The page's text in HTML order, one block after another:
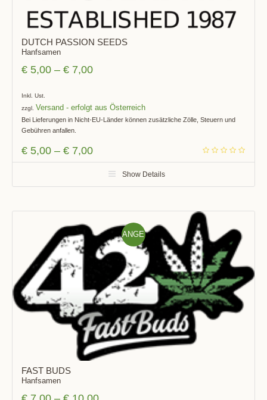
DUTCH PASSION SEEDS
Hanfsamen
€ 5,00 –€ 7,00
Inkl. Ust.
zzgl. Versand
Bei Lieferungen in Nicht-EU-Länder können zusätzliche Zölle, Steuern und
Gebühren anfallen.
€ 5,00 –€ 7,00
Show Details
ANGE
BOT!
FAST BUDS
Hanfsamen